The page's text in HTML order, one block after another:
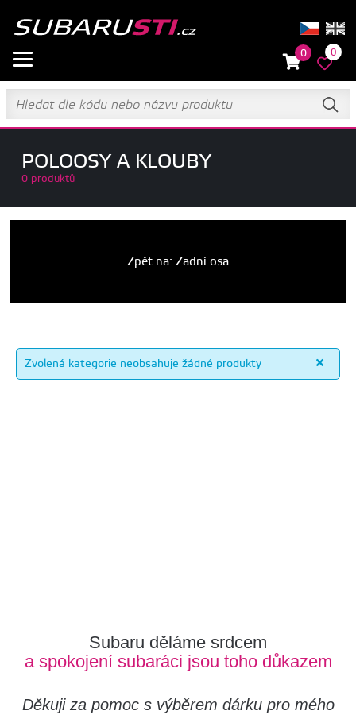
0 0
POLOOSY A KLOUBY
0 produktů
Zpět na: Zadní osa
Zvolená kategorie neobsahuje žádné produkty
Subaru děláme srdcem
a spokojení subaráci jsou toho důkazem
Děkuji za pomoc s výběrem dárku pro mého